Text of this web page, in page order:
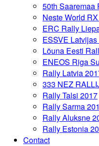
50th Saaremaa
Neste World
ERC Rally
ESSVE
Lõuna Eesti
ENEOS Riga
Rally Latvia
333 NEZ
Rally Talsi 2017
Rally Sarma
Rally Aluksne
Rally Estonia
Contact